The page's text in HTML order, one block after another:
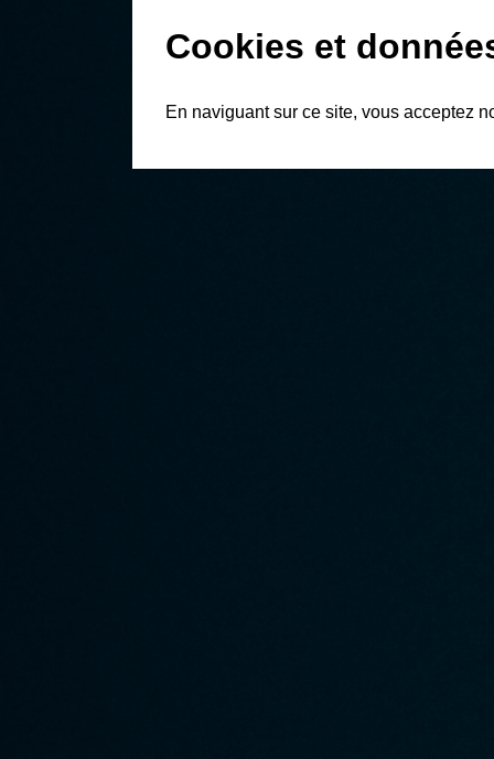
Cookies et
En naviguant sur ce site, vous acceptez